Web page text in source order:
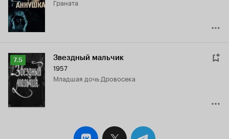
6.2
Граната
Рейтинг
Кинопоиска
7.5
7.5 Звездный мальчик
1957
младшая дочь Дровосека